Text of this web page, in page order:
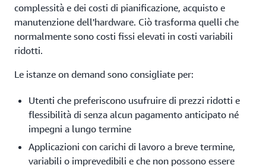
complessità e dei costi di pianificazione, acquisto e
manutenzione dell'hardware. Ciò trasforma quelli che
normalmente sono costi fissi elevati in costi variabili
ridotti.
Le istanze on demand sono consigliate per:
Utenti che preferiscono usufruire di prezzi ridotti e
flessibilità di senza alcun pagamento anticipato né
impegni a lungo termine
Applicazioni con carichi di lavoro a breve termine,
variabili o imprevedibili e che non possono essere